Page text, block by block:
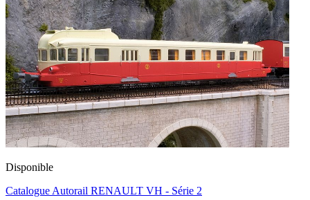
Disponible
Catalogue Autorail RENAULT VH - Série 2